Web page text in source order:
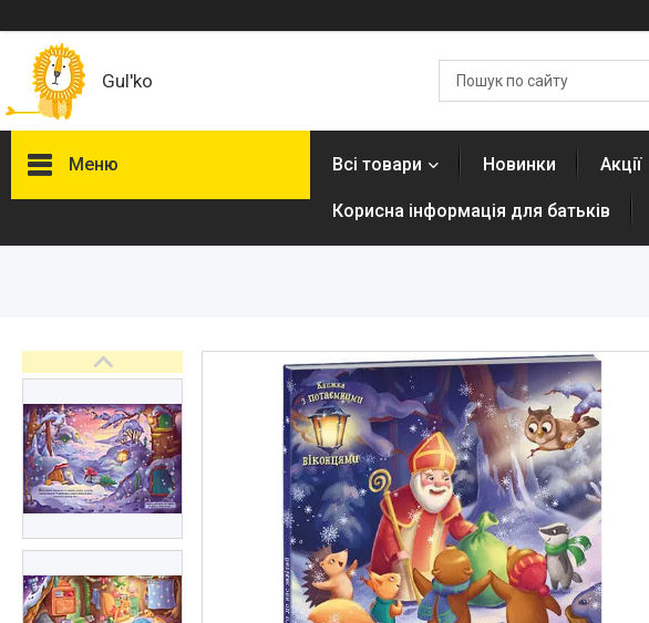
Gul'ko
Меню
ТОП товарів Пакунок Малюка
Підбірка товарів для малюка
до року (7000 грн)
Автокрісла
Дитячі візочки
Меблі дитячі
Дитячий транспорт
Іграшки
Засоби особистої гігієни
Всі товари Новинки Акції
Корисна інформація для батьків